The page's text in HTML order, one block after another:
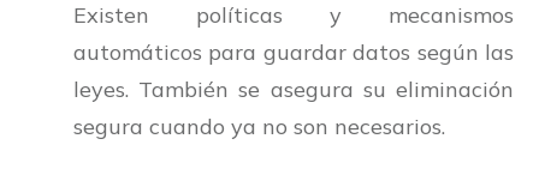
Existen políticas y mecanismos
automáticos para guardar datos según las
leyes. También se asegura su eliminación
segura cuando ya no son necesarios.